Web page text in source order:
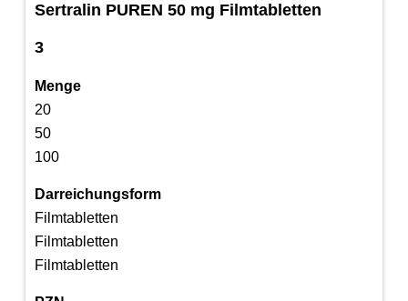
Sertralin PUREN 50 mg Filmtabletten
3
Menge
20
50
100
Darreichungsform
Filmtabletten
Filmtabletten
Filmtabletten